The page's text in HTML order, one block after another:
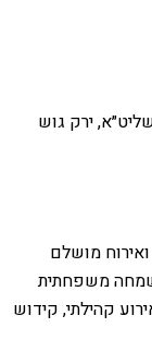
ירק גוש
מושלם
שמחה משפחתית
קהילתי, קידוש